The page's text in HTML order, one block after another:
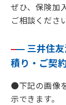
ぜひ、保険加
ご相談くださ
三井住
積り・ご契
●下記の画像
示できます。